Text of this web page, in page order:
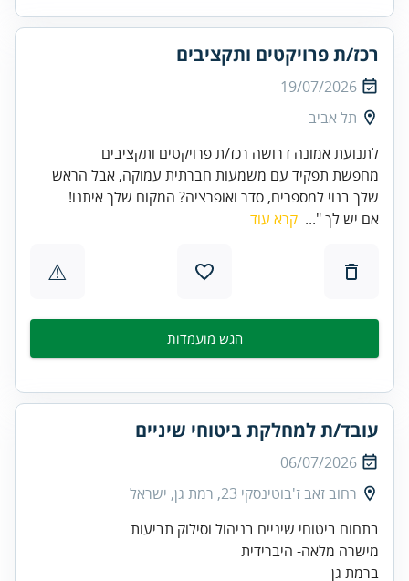
רכז/ת פרויקטים ותקציבים
19/07/2026
תל אביב
לתנועת אמונה דרושה רכז/ת פרויקטים ותקציבים
מחפשת תפקיד עם משמעות חברתית עמוקה, אבל הראש
שלך בנוי למספרים, סדר ואופרציה? המקום שלך איתנו!
אם יש לך "... קרא עוד
⚠
הגש מועמדות
עובד/ת למחלקת ביטוחי שיניים
06/07/2026
רחוב זאב ז'בוטינסקי 23, רמת גן, ישראל